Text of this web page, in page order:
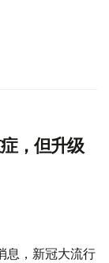
，但升级
息，新冠大流行